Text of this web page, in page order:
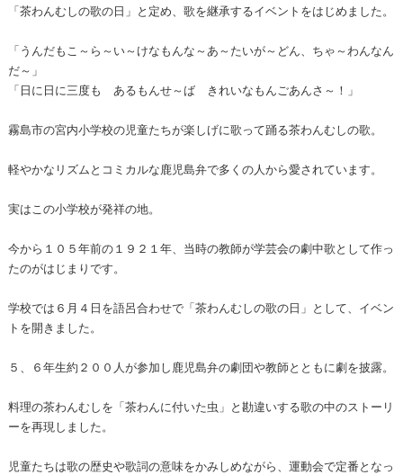
「茶わんむしの歌の日」と定め、歌を継承するイベントをはじめました。
「うんだもこ～ら～い～けなもんな～あ～たいが～どん、ちゃ～わんなん
だ～」
「日に日に三度も あるもんせ～ば きれいなもんごあんさ～！」
霧島市の宮内小学校の児童たちが楽しげに歌って踊る茶わんむしの歌。
軽やかなリズムとコミカルな鹿児島弁で多くの人から愛されています。
実はこの小学校が発祥の地。
今から１０５年前の１９２１年、当時の教師が学芸会の劇中歌として作っ
たのがはじまりです。
学校では６月４日を語呂合わせで「茶わんむしの歌の日」として、イベン
トを開きました。
５、６年生約２００人が参加し鹿児島弁の劇団や教師とともに劇を披露。
料理の茶わんむしを「茶わんに付いた虫」と勘違いする歌の中のストーリ
ーを再現しました。
児童たちは歌の歴史や歌詞の意味をかみしめながら、運動会で定番となっ